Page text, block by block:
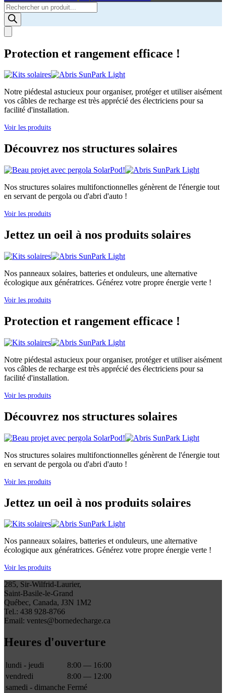
Products
search
Protection et rangement efficace !
Notre piédestal astucieux pour organiser, protéger et utiliser aisément
vos câbles de recharge est très apprécié des électriciens pour sa
facilité d'installation.
Voir les produits
Découvrez nos structures solaires
Nos structures solaires multifonctionnelles génèrent de l'énergie tout
en servant de pergola ou d'abri d'auto !
Voir les produits
Jettez un oeil à nos produits solaires
Nos panneaux solaires, batteries et onduleurs, une alternative
écologique aux génératrices. Générez votre propre énergie verte !
Voir les produits
Protection et rangement efficace !
Notre piédestal astucieux pour organiser, protéger et utiliser aisément
vos câbles de recharge est très apprécié des électriciens pour sa
facilité d'installation.
Voir les produits
Découvrez nos structures solaires
Nos structures solaires multifonctionnelles génèrent de l'énergie tout
en servant de pergola ou d'abri d'auto !
Voir les produits
Jettez un oeil à nos produits solaires
Nos panneaux solaires, batteries et onduleurs, une alternative
écologique aux génératrices. Générez votre propre énergie verte !
Voir les produits
285, Sir-Wilfrid-Laurier,
Saint-Basile-le-Grand
Québec, Canada, J3N 1M2
Tel.: 438 928-8766
Email: ventes@bornedecharge.ca
Heures d'ouverture
lundi - jeudi
8:00 — 16:00
vendredi
8:00 — 12:00
samedi - dimanche Fermé